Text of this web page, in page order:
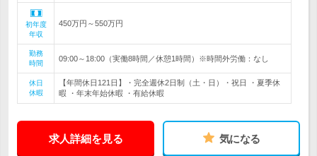
初年度
年収
450万円～550万円
勤務
時間
09:00～18:00（実働8時間／休憩1時間）※時間外労働：なし
休日
休暇
【年間休日121日】・完全週休2日制（土・日）・祝日 ・夏季休
暇 ・年末年始休暇 ・有給休暇
求人詳細を見る 気になる